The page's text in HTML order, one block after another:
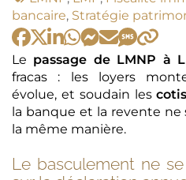
:
bancaire, Stratégie
Le passage de LMNP à
fracas : les loyers
évolue, et soudain les
la banque et la revente
la même manière.
Le basculement ne